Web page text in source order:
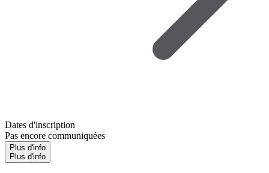
Dates d'inscription
Pas encore communiquées
Plus d'info
Plus d'info